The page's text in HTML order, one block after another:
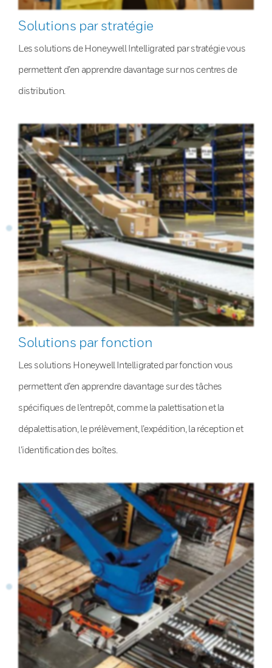
Solutions par stratégie
Les solutions de Honeywell Intelligrated par stratégie vous
permettent d’en apprendre davantage sur nos centres de
distribution.
Solutions par fonction
Les solutions Honeywell Intelligrated par fonction vous
permettent d’en apprendre davantage sur des tâches
spécifiques de l’entrepôt, comme la palettisation et la
dépalettisation, le prélèvement, l’expédition, la réception et
l’identification des boîtes.